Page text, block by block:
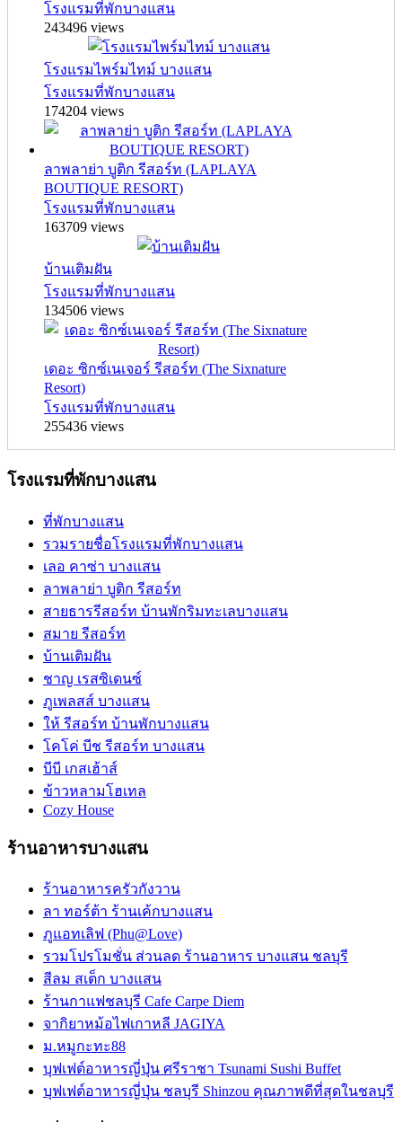
โรงแรมที่พักบางแสน
243496 views
โรงแรมไพร์มไทม์ บางแสน
โรงแรมที่พักบางแสน
174204 views
ลาพลาย่า บูติก รีสอร์ท (LAPLAYA
BOUTIQUE RESORT)
โรงแรมที่พักบางแสน
163709 views
บ้านเติมฝัน
โรงแรมที่พักบางแสน
134506 views
เดอะ ซิกซ์เนเจอร์ รีสอร์ท (The Sixnature
Resort)
โรงแรมที่พักบางแสน
255436 views
โรงแรมที่พักบางแสน
ที่พักบางแสน
รวมรายชื่อโรงแรมที่พักบางแสน
เลอ คาซ่า บางแสน
ลาพลาย่า บูติก รีสอร์ท
สายธารรีสอร์ท บ้านพักริมทะเลบางแสน
สมาย รีสอร์ท
บ้านเติมฝัน
ชาญ เรสซิเดนซ์
ภูเพลสส์ บางแสน
ให้ รีสอร์ท บ้านพักบางแสน
โคโค่ บีช รีสอร์ท บางแสน
บีบี เกสเฮ้าส์
ข้าวหลามโฮเทล
Cozy House
ร้านอาหารบางแสน
ร้านอาหารครัวกังวาน
ลา ทอร์ต้า ร้านเค้กบางแสน
ภูแอทเลิฟ (Phu@Love)
รวมโปรโมชั่น ส่วนลด ร้านอาหาร บางแสน ชลบุรี
สีลม สเต็ก บางแสน
ร้านกาแฟชลบุรี Cafe Carpe Diem
จากิยาหม้อไฟเกาหลี JAGIYA
ม.หมูกะทะ88
บุฟเฟต์อาหารญี่ปุ่น ศรีราชา Tsunami Sushi Buffet
บุฟเฟต์อาหารญี่ปุ่น ชลบุรี Shinzou คุณภาพดีที่สุดในชลบุรี